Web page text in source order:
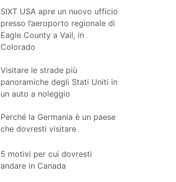
SIXT USA apre un nuovo ufficio
presso l’aeroporto regionale di
Eagle County a Vail, in
Colorado
Visitare le strade più
panoramiche degli Stati Uniti in
un auto a noleggio
Perché la Germania è un paese
che dovresti visitare
5 motivi per cui dovresti
andare in Canada